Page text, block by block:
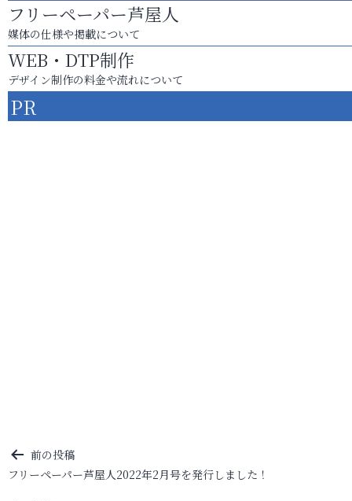
フリーペーパー芦屋人
媒体の仕様や掲載について
WEB・DTP制作
デザイン制作の料金や流れについて
PR
投
稿
前の投稿
フリーペーパー芦屋人2022年2月号を発行しました！